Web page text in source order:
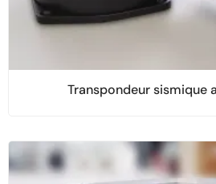
Transpondeur sismique